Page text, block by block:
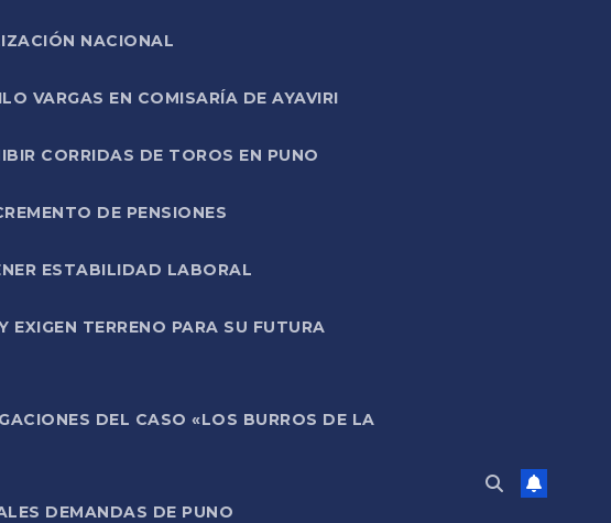
NACIONAL
VARGAS EN COMISARÍA DE AYAVIRI
CORRIDAS DE TOROS EN PUNO
DE PENSIONES
ESTABILIDAD LABORAL
TERRENO PARA SU FUTURA
DEL CASO «LOS BURROS DE LA
DEMANDAS DE PUNO